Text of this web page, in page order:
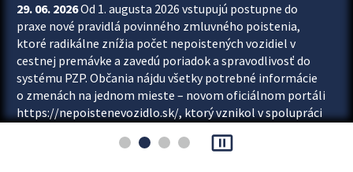
29. 06. 2026Od 1. augusta 2026 vstupujú postupne do
praxe nové pravidlá povinného zmluvného poistenia,
ktoré radikálne znížia počet nepoistených vozidiel v
cestnej premávke a zavedú poriadok a spravodlivosť do
systému PZP. Občania nájdu všetky potrebné informácie
o zmenách na jednom mieste – novom oficiálnom portáli
https://nepoistenevozidlo.sk/, ktorý vznikol v spolupráci
asociácie poisťovní (SLASPO) a Ministerstva vnútra SR.
pause_presentation